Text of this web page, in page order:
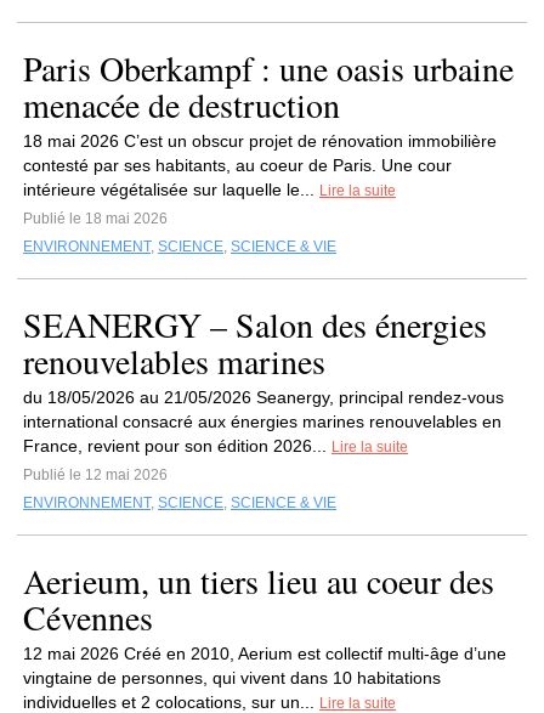
Paris Oberkampf : une oasis urbaine
menacée de destruction
18 mai 2026 C’est un obscur projet de rénovation immobilière
contesté par ses habitants, au coeur de Paris. Une cour
intérieure végétalisée sur laquelle le...
Lire la suite
Publié le 18 mai 2026
ENVIRONNEMENT, SCIENCE, SCIENCE & VIE
SEANERGY – Salon des énergies
renouvelables marines
du 18/05/2026 au 21/05/2026 Seanergy, principal rendez-vous
international consacré aux énergies marines renouvelables en
France, revient pour son édition 2026...
Lire la suite
Publié le 12 mai 2026
ENVIRONNEMENT, SCIENCE, SCIENCE & VIE
Aerieum, un tiers lieu au coeur des
Cévennes
12 mai 2026 Créé en 2010, Aerium est collectif multi-âge d’une
vingtaine de personnes, qui vivent dans 10 habitations
individuelles et 2 colocations, sur un...
Lire la suite